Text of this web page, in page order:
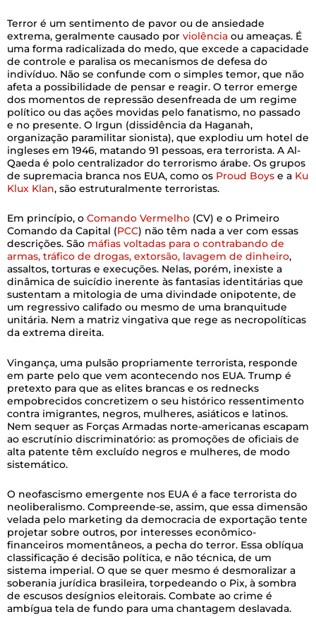
Terror é um sentimento de pavor ou de ansiedade
extrema, geralmente causado por violência ou ameaças. É
uma forma radicalizada do medo, que excede a capacidade
de controle e paralisa os mecanismos de defesa do
indivíduo. Não se confunde com o simples temor, que não
afeta a possibilidade de pensar e reagir. O terror emerge
dos momentos de repressão desenfreada de um regime
político ou das ações movidas pelo fanatismo, no passado
e no presente. O Irgun (dissidência da Haganah,
organização paramilitar sionista), que explodiu um hotel de
ingleses em 1946, matando 91 pessoas, era terrorista. A Al-
Qaeda é polo centralizador do terrorismo árabe. Os grupos
de supremacia branca nos EUA, como os Proud Boys e a Ku
Klux Klan, são estruturalmente terroristas.
Em princípio, o Comando Vermelho (CV) e o Primeiro
Comando da Capital (PCC) não têm nada a ver com essas
descrições. São máfias voltadas para o contrabando de
armas, tráfico de drogas, extorsão, lavagem de dinheiro,
assaltos, torturas e execuções. Nelas, porém, inexiste a
dinâmica de suicídio inerente às fantasias identitárias que
sustentam a mitologia de uma divindade onipotente, de
um regressivo califado ou mesmo de uma branquitude
unitária. Nem a matriz vingativa que rege as necropolíticas
da extrema direita.
Vingança, uma pulsão propriamente terrorista, responde
em parte pelo que vem acontecendo nos EUA. Trump é
pretexto para que as elites brancas e os rednecks
empobrecidos concretizem o seu histórico ressentimento
contra imigrantes, negros, mulheres, asiáticos e latinos.
Nem sequer as Forças Armadas norte-americanas escapam
ao escrutínio discriminatório: as promoções de oficiais de
alta patente têm excluído negros e mulheres, de modo
sistemático.
O neofascismo emergente nos EUA é a face terrorista do
neoliberalismo. Compreende-se, assim, que essa dimensão
velada pelo marketing da democracia de exportação tente
projetar sobre outros, por interesses econômico-
financeiros momentâneos, a pecha do terror. Essa oblíqua
classificação é decisão política, e não técnica, de um
sistema imperial. O que se quer mesmo é desmoralizar a
soberania jurídica brasileira, torpedeando o Pix, à sombra
de escusos desígnios eleitorais. Combate ao crime é
ambígua tela de fundo para uma chantagem deslavada.